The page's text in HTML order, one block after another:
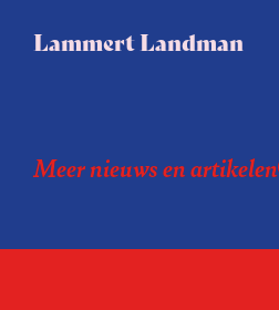
Lammert Landman
Meer nieuws en artikelen